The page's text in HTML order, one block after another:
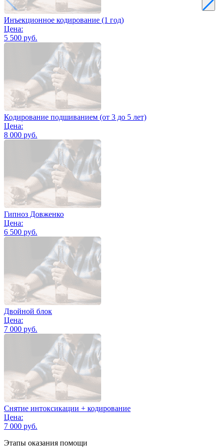
Инъекционное кодирование (1 год)
Цена:
5 500 руб.
Кодирование подшиванием (от 3 до 5 лет)
Цена:
8 000 руб.
Гипноз Довженко
Цена:
6 500 руб.
Двойной блок
Цена:
7 000 руб.
Снятие интоксикации + кодирование
Цена:
7 000 руб.
Этапы оказания помощи